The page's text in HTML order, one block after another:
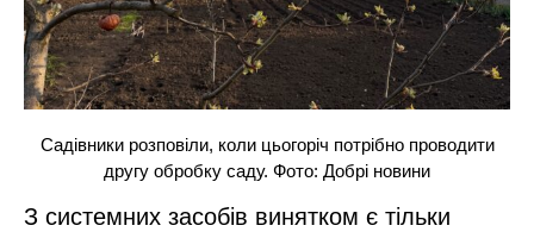
Садівники розповіли, коли цьогоріч потрібно проводити
другу обробку саду. Фото: Добрі новини
З системних засобів винятком є тільки